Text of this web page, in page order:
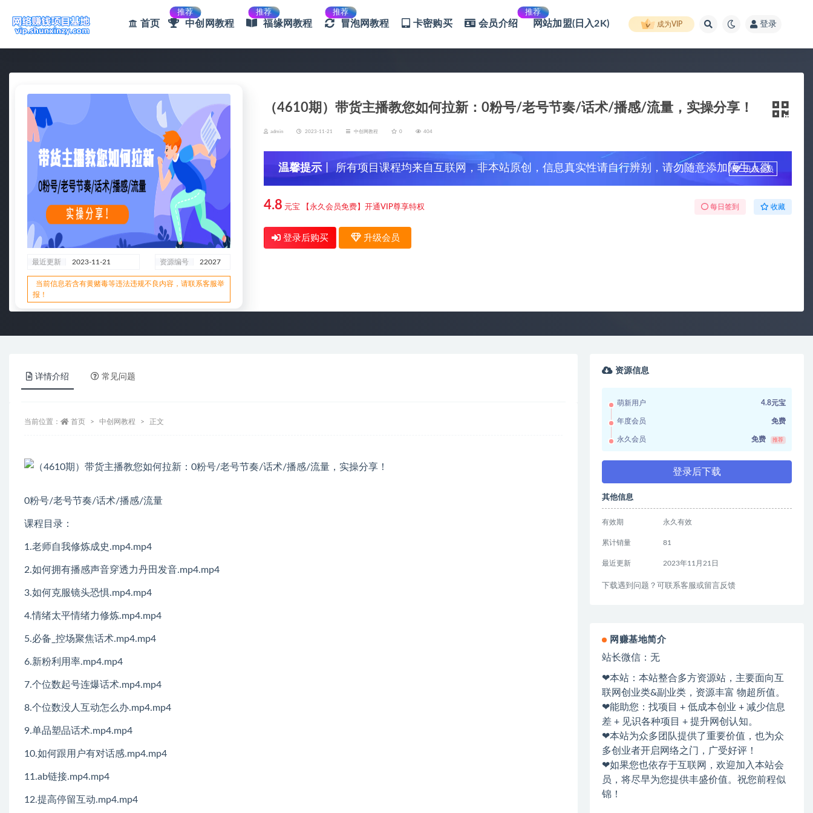
首页
推荐
中创网教程
推荐
福缘网教程
推荐
冒泡网教程 卡密购买 会员介绍
推荐
网站加盟(日入2K) 成为VIP 登录
最近更新 2023-11-21 资源编号 22027
当前信息若含有黄赌毒等违法违规不良内容，请联系客服举
报！
（4610期）带货主播教您如何拉新：0粉号/老号节奏/话术/播感/流量，实操分享！
admin 2023-11-21 中创网教程 0 404
温馨提示 丨 所有项目课程均来自互联网，非本站原创，信息真实性请自行辨别，请勿随意添加陌生人微
信，谨防上当受骗！
升级会员
4.8 元宝 【永久会员免费】开通VIP尊享特权 每日签到 收藏
登录后购买 升级会员
详情介绍 常见问题
当前位置： 首页 中创网教程 正文
0粉号/老号节奏/话术/播感/流量
课程目录：
1.老师自我修炼成史.mp4.mp4
2.如何拥有播感声音穿透力丹田发音.mp4.mp4
3.如何克服镜头恐惧.mp4.mp4
4.情绪太平情绪力修炼.mp4.mp4
5.必备_控场聚焦话术.mp4.mp4
6.新粉利用率.mp4.mp4
7.个位数起号连爆话术.mp4.mp4
8.个位数没人互动怎么办.mp4.mp4
9.单品塑品话术.mp4.mp4
10.如何跟用户有对话感.mp4.mp4
11.ab链接.mp4.mp4
12.提高停留互动.mp4.mp4
资源信息
萌新用户 4.8元宝
年度会员 免费
永久会员 免费 推荐
登录后下载
其他信息
有效期 永久有效
累计销量 81
最近更新 2023年11月21日
下载遇到问题？可联系客服或留言反馈
网赚基地简介
站长微信：无
❤本站：本站整合多方资源站，主要面向互
联网创业类&副业类，资源丰富 物超所值。
❤能助您：找项目 + 低成本创业 + 减少信息
差 + 见识各种项目 + 提升网创认知。
❤本站为众多团队提供了重要价值，也为众
多创业者开启网络之门，广受好评！
❤如果您也依存于互联网，欢迎加入本站会
员，将尽早为您提供丰盛价值。祝您前程似
锦！